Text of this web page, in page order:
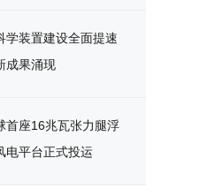
学装置建设全面提速
成果涌现
首座16兆瓦张力腿浮
电平台正式投运